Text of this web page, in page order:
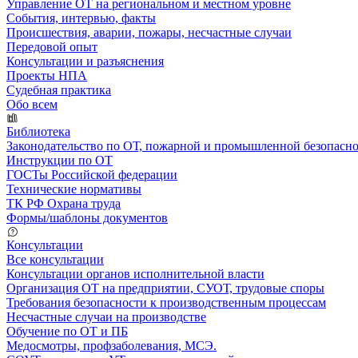
Управление ОТ на региональном и местном уровне
События, интервью, факты
Происшествия, аварии, пожары, несчастные случаи
Передовой опыт
Консультации и разъяснения
Проекты НПА
Судебная практика
Обо всем
Библиотека
Законодательство по ОТ, пожарной и промышленной
Инструкции по ОТ
ГОСТы Российской федерации
Технические нормативы
ТК РФ Охрана труда
Формы/шаблоны документов
Консультации
Все консультации
Консультации органов исполнительной власти
Организация ОТ на предприятии, СУОТ, трудовые споры
Требования безопасности к производственным процессам
Несчастные случаи на производстве
Обучение по ОТ и ПБ
Медосмотры, профзаболевания, МСЭ.